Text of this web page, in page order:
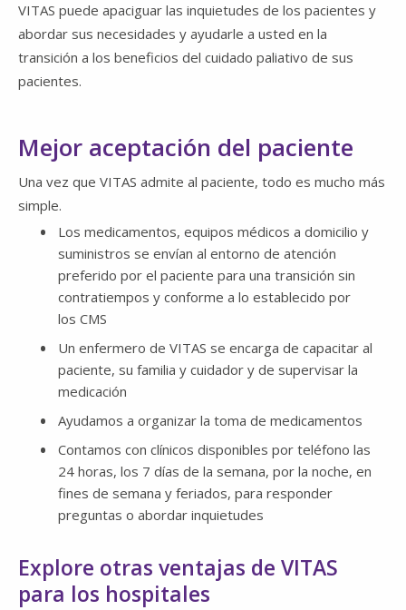
VITAS puede apaciguar las inquietudes de los pacientes y
abordar sus necesidades y ayudarle a usted en la
transición a los beneficios del cuidado paliativo de sus
pacientes.
Mejor aceptación del paciente
Una vez que VITAS admite al paciente, todo es mucho más
simple.
Los medicamentos, equipos médicos a domicilio y
suministros se envían al entorno de atención
preferido por el paciente para una transición sin
contratiempos y conforme a lo establecido por
los CMS
Un enfermero de VITAS se encarga de capacitar al
paciente, su familia y cuidador y de supervisar la
medicación
Ayudamos a organizar la toma de medicamentos
Contamos con clínicos disponibles por teléfono las
24 horas, los 7 días de la semana, por la noche, en
fines de semana y feriados, para responder
preguntas o abordar inquietudes
Explore otras ventajas de VITAS
para los hospitales